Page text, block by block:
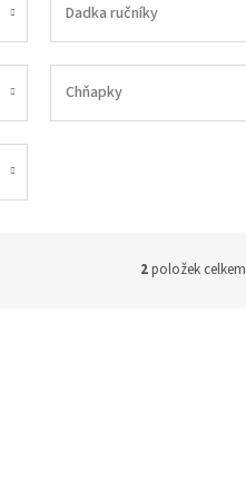
Dadka ručníky
Chňapky
2položek celkem